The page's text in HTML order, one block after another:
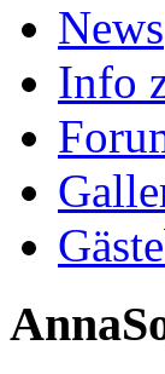
News
Info